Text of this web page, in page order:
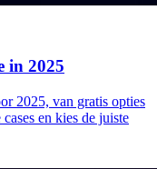
in 2025
2025, van gratis opties
en kies de juiste